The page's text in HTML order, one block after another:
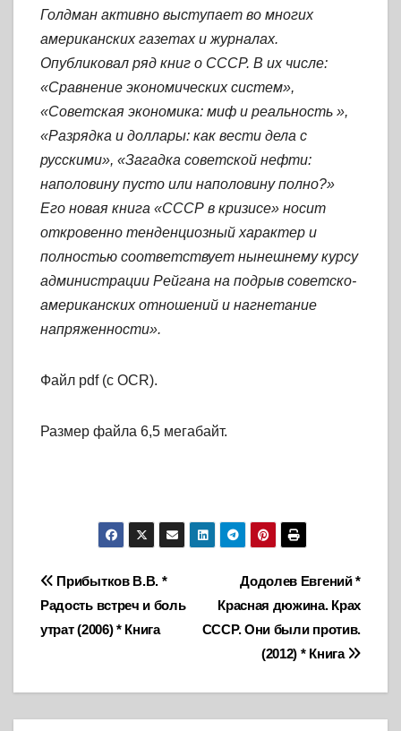
Голдман активно выступает во многих
американских газетах и журналах.
Опубликовал ряд книг о СССР. В их числе:
«Сравнение экономических систем»,
«Советская экономика: миф и реальность »,
«Разрядка и доллары: как вести дела с
русскими», «Загадка советской нефти:
наполовину пусто или наполовину полно?»
Его новая книга «СССР в кризисе» носит
откровенно тенденциозный характер и
полностью соответствует нынешнему курсу
администрации Рейгана на подрыв советско-
американских отношений и нагнетание
напряженности».
Файл pdf (с OCR).
Размер файла 6,5 мегабайт.
Навигация
по
Додолев Евгений *
Красная дюжина. Крах
СССР. Они были против.
(2012) * Книга
Прибытков В.В. *
Радость встреч и боль
утрат (2006) * Книга